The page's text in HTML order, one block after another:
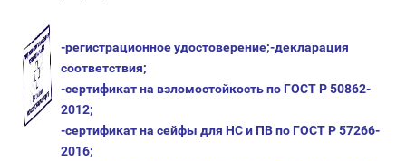
-регистрационное удостоверение;-декларация
соответствия;
-сертификат на взломостойкость по ГОСТ Р 50862-
2012;
-сертификат на сейфы для НС и ПВ по ГОСТ Р 57266-
2016;